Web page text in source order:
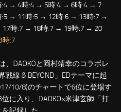
→ 4時:4 → 5時:4 → 6時:4 → 7
→ 11時:5 → 12時:6 → 13時:7 →
時:7 → 18時:7 → 19時:7 → 20
時:7
、DAOKOと岡村靖幸のコラボレ
線 & BEYOND」EDテーマに起
10/8)のチャートで6位に登場す
に入り、DAOKO×米津玄師「打